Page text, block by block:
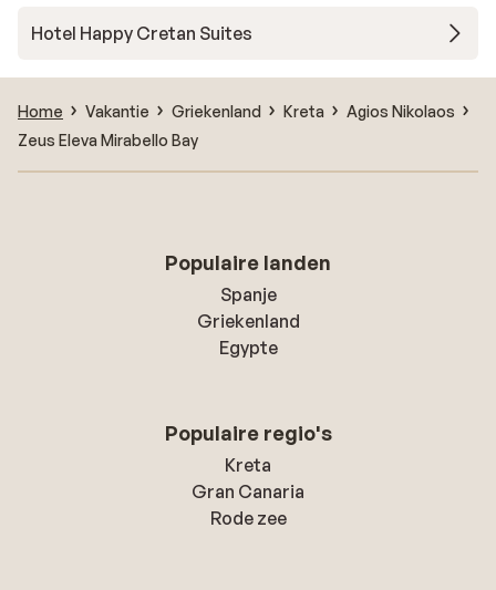
Hotel Happy Cretan Suites
Home Vakantie Griekenland Kreta
Agios Nikolaos
Zeus Eleva Mirabello Bay
Populaire landen
Spanje
Griekenland
Egypte
Populaire regio's
Kreta
Gran Canaria
Rode zee